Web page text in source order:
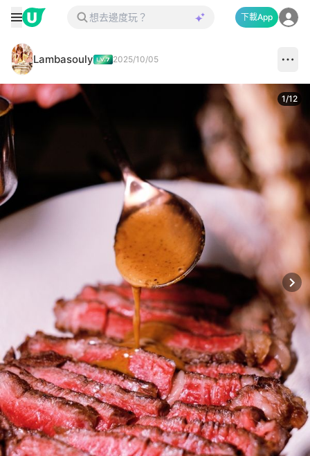
下載App
Lambasouly 2025/10/05
1/12